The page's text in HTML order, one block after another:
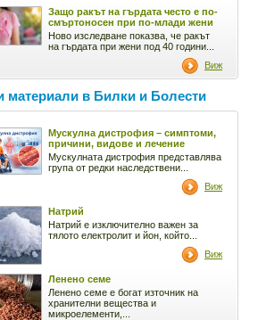
Защо ракът на гърдата често е по-
смъртоносен при по-млади жени
Ново изследване показва, че ракът
на гърдата при жени под 40 години...
Виж
материали в Билки и Болести
Мускулна дистрофия – симптоми,
причини, видове и лечение
Мускулната дистрофия представлява
група от редки наследствени...
Виж
Натрий
Натрий е изключително важен за
тялото електролит и йон, който...
Виж
Ленено семе
Ленено семе е богат източник на
хранителни вещества и
микроелементи,...